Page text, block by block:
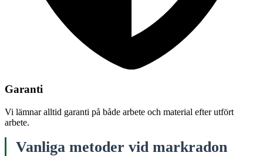
Garanti
Vi lämnar alltid garanti på både arbete och material efter utfört
arbete.
Vanliga metoder vid markradon